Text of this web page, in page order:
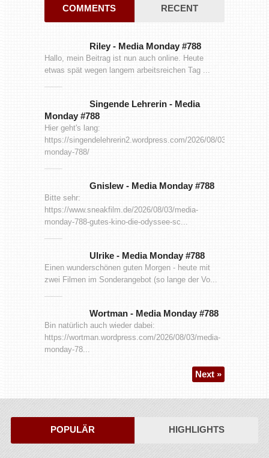
COMMENTS RECENT
Riley- Media Monday #788
Hallo, mein Beitrag ist nun auch online. Heute
etwas spät wegen langem arbeitsreichen Tag ...
Singende Lehrerin - Media
Monday #788
Hier geht's lang:
https://singendelehrerin2.wordpress.com/2026/08/03/media-
monday-788/
Gnislew - Media Monday #788
Bitte sehr:
https://www.sneakfilm.de/2026/08/03/media-
monday-788-gutes-kino-die-odyssee-sc...
Ulrike - Media Monday #788
Einen wunderschönen guten Morgen - heute mit
zwei Filmen im Sonderangebot (so lange der Vo...
Wortman - Media Monday #788
Bin natürlich auch wieder dabei:
https://wortman.wordpress.com/2026/08/03/media-
monday-78...
Next »
POPULÄR HIGHLIGHTS